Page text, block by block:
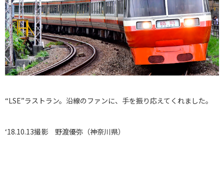
“LSE”ラストラン。沿線のファンに、手を振り応えてくれました。
‘18.10.13撮影 野渡優弥（神奈川県）